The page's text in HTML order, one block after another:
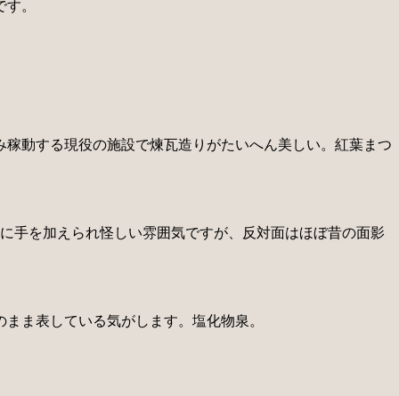
。
動する現役の施設で煉瓦造りがたいへん美しい。紅葉まつ
手を加えられ怪しい雰囲気ですが、反対面はほぼ昔の面影
ま表している気がします。塩化物泉。